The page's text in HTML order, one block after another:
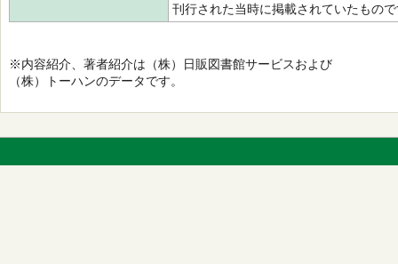
刊行された当時に掲載されていたもの
※内容紹介、著者紹介は（株）日販図書館サービスおよび
（株）トーハンのデータです。